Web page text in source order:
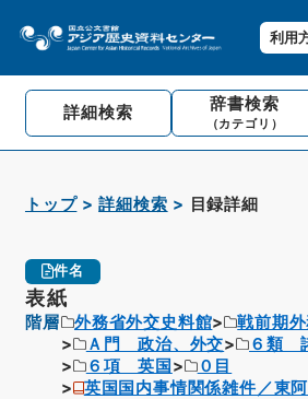
利用
詳細検索 辞書検索
（カテゴリ）
トップ 詳細検索 目録詳細
件名
表紙
階層 外務省外交史料館
戦前期
Ａ門 政治、外交
６類
６項 英国
０目
英国国内事情関係雑件／東